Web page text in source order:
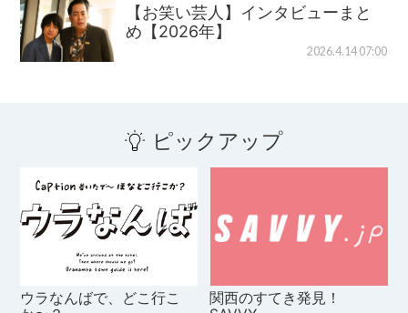
【お笑い芸人】インタビューまと
め【2026年】
2026.4.14 07:00
ピックアップ
ウラなんばで、どこ行こ
関西のすてき発見！